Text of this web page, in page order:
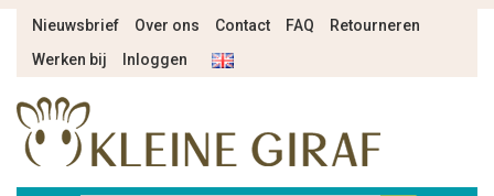
Nieuwsbrief Over ons Contact FAQ
Retourneren
Werken bij
Inloggen